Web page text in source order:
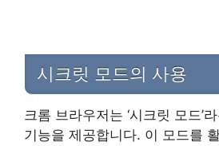
시크릿 모드의 사용
크롬 브라우저는 ‘시크릿 모드’
기능을 제공합니다. 이 모드를